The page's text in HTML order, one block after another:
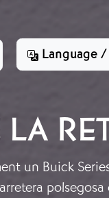
Language
LA
un Buick
polsegosa